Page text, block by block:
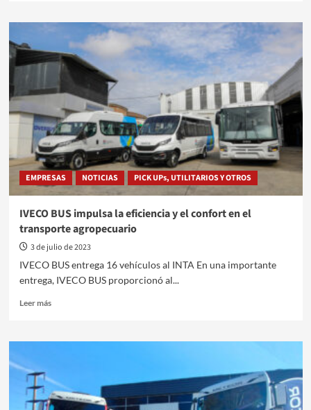
Fiat
Strada
Volcano
CVT:
pick-
más
versátil
y
eficiente
del
mercado
EMPRESAS NOTICIAS PICK UPs, UTILITARIOS Y OTROS
IVECO BUS impulsa la eficiencia y el confort en el
transporte agropecuario
3 de julio de 2023
IVECO BUS entrega 16 vehículos al INTA En una importante
entrega, IVECO BUS proporcionó al...
Leer másLeer
IVECO
la
eficiencia
y